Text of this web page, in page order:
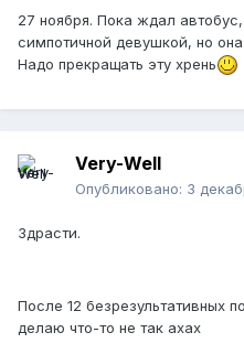
27 ноября. Пока ждал
симпотичной девушкой, но
Надо прекращать эту хрень
Very-Well
Опубликовано: 3
Здрасти.
После 12 безрезультативных
делаю что-то не так ахах